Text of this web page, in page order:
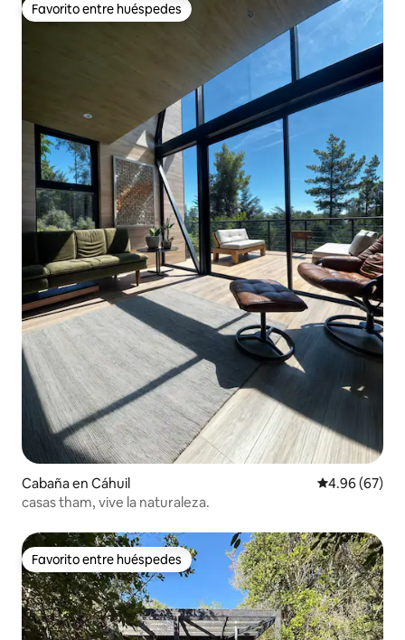
Favorito entre huéspedes
Favorito entre huéspedes
Cabaña en Cáhuil Calificación
4.96 (67)
casas tham, vive la naturaleza.
Favorito entre huéspedes
Favorito entre huéspedes